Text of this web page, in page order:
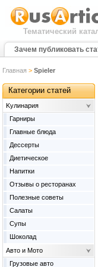
Тематический
Зачем публиковать
Главная > Spieler
Категории статей
Kулинария
Гарниры
Главные блюда
Дессерты
Диетическое
Напитки
Отзывы о ресторанах
Полезные советы
Салаты
Супы
Шоколад
Авто и Мото
Грузовые авто